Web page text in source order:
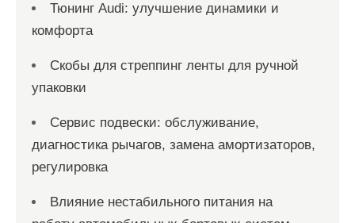
Тюнинг Audi: улучшение динамики и
комфорта
Скобы для стреппинг ленты для ручной
упаковки
Сервис подвески: обслуживание,
диагностика рычагов, замена амортизаторов,
регулировка
Влияние нестабильного питания на